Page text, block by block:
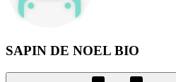
SAPIN DE NOEL BIO